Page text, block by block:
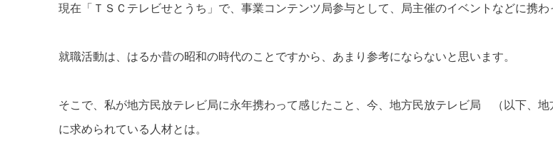
現在「ＴＳＣテレビせとうち」で、事業コンテンツ局参与として、局主催のイベントなどに携わ
就職活動は、はるか昔の昭和の時代のことですから、あまり参考にならないと思います。
そこで、私が地方民放テレビ局に永年携わって感じたこと、今、地方民放テレビ局 （以下、地
に求められている人材とは。